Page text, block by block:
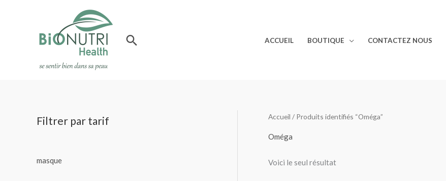
Rechercher ACCUEIL BOUTIQUE CONTACTEZ NOUS
Filtrer par tarif
masque
Accueil / Produits identifiés “Oméga”
Oméga
Voici le seul résultat